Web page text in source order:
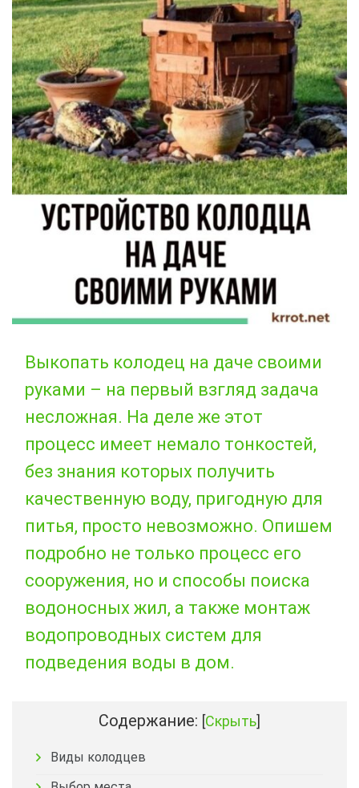
Выкопать колодец на даче своими
руками – на первый взгляд задача
несложная. На деле же этот
процесс имеет немало тонкостей,
без знания которых получить
качественную воду, пригодную для
питья, просто невозможно. Опишем
подробно не только процесс его
сооружения, но и способы поиска
водоносных жил, а также монтаж
водопроводных систем для
подведения воды в дом.
Содержание: [Скрыть]
Виды колодцев